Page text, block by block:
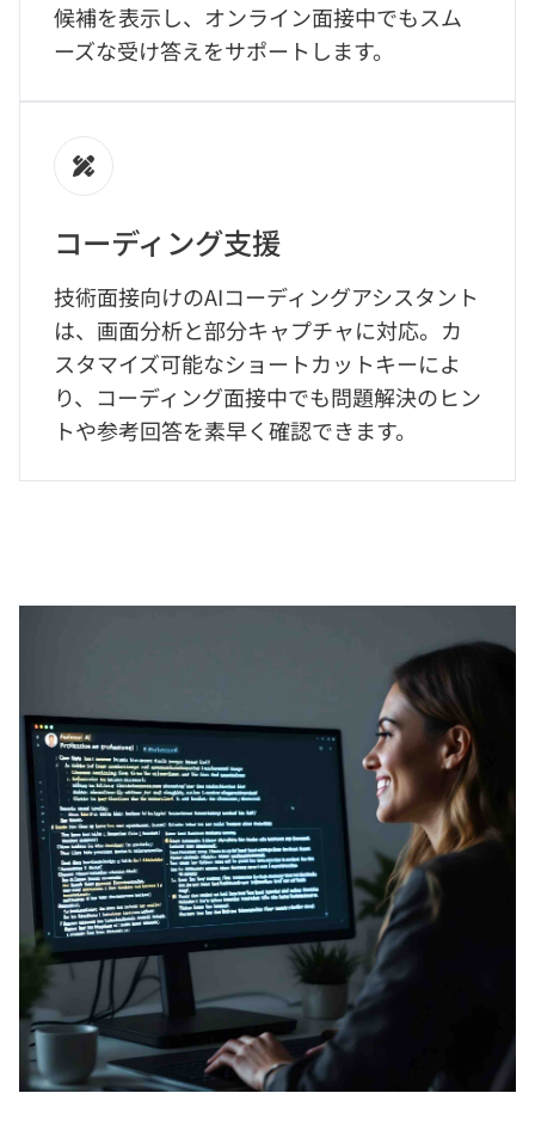
候補を表示し、オンライン面接中でもスム
ーズな受け答えをサポートします。
コーディング支援
技術面接向けのAIコーディングアシスタント
は、画面分析と部分キャプチャに対応。カ
スタマイズ可能なショートカットキーによ
り、コーディング面接中でも問題解決のヒン
トや参考回答を素早く確認できます。